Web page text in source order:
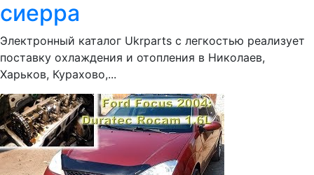
сиерра
Электронный каталог Ukrparts с легкостью реализует
поставку охлаждения и отопления в Николаев,
Харьков, Курахово,...